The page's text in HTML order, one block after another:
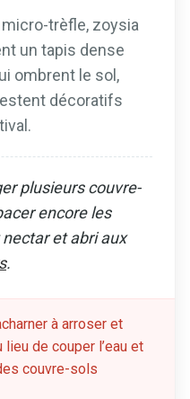
trèfle, zoysia
un tapis dense
ombrent le sol,
décoratifs
plusieurs couvre-
encore les
et abri aux
.
à arroser et
de couper l’eau et
couvre-sols